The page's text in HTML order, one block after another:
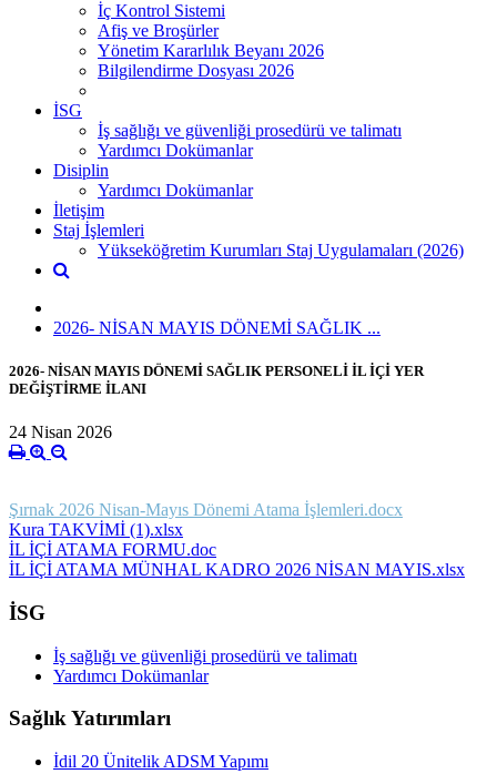
İç Kontrol Sistemi
Afiş ve Broşürler
Yönetim Kararlılık Beyanı 2026
Bilgilendirme Dosyası 2026
İSG
İş sağlığı ve güvenliği prosedürü ve talimatı
Yardımcı Dokümanlar
Disiplin
Yardımcı Dokümanlar
İletişim
Staj İşlemleri
Yükseköğretim Kurumları Staj Uygulamaları (2026)
2026- NİSAN MAYIS DÖNEMİ SAĞLIK ...
2026- NİSAN MAYIS DÖNEMİ SAĞLIK PERSONELİ İL İÇİ YER
DEĞİŞTİRME İLANI
24 Nisan 2026
Şırnak 2026 Nisan-Mayıs Dönemi Atama İşlemleri.docx
Kura TAKVİMİ (1).xlsx
İL İÇİ ATAMA FORMU.doc
İL İÇİ ATAMA MÜNHAL KADRO 2026 NİSAN MAYIS.xlsx
İSG
İş sağlığı ve güvenliği prosedürü ve talimatı
Yardımcı Dokümanlar
Sağlık Yatırımları
İdil 20 Ünitelik ADSM Yapımı